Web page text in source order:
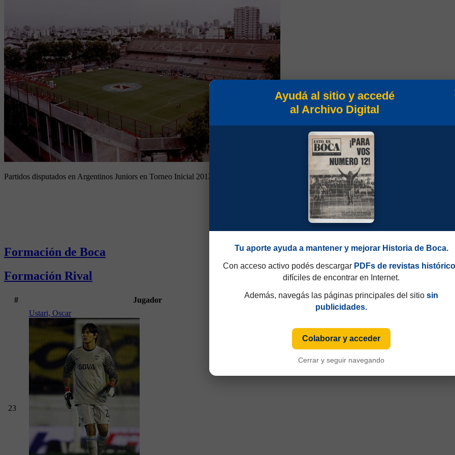
Partidos disputados en Argentinos Juniors en Torneo Inicial 2012
Formación de Boca
Formación Rival
# Jugador
23
Ustari, Oscar
Ayudá al sitio y accedé
al Archivo Digital
Tu aporte ayuda a mantener y mejorar Historia de Boca.
Con acceso activo podés descargar PDFs de revistas
difíciles de encontrar en Internet.
Además, navegás las páginas principales del sitio sin
publicidades.
Colaborar y acceder
Cerrar y seguir navegando